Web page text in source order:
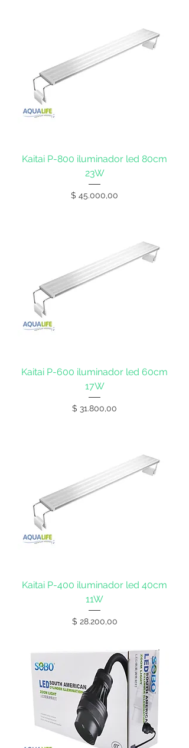
Kaitai P-800 iluminador led 80cm
23W
Precio
$ 45.000,00
Kaitai P-600 iluminador led 60cm
17W
Precio
$ 31.800,00
Kaitai P-400 iluminador led 40cm
11W
Precio
$ 28.200,00